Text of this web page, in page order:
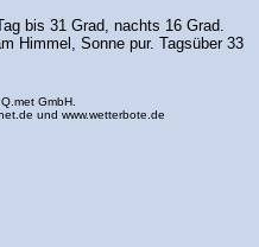
bis 31 Grad, nachts 16 Grad.
Himmel, Sonne pur. Tagsüber 33
GmbH.
und www.wetterbote.de